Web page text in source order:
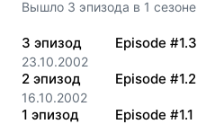
Вышло 3 эпизода в 1 сезоне
3 эпизод
23.10.2002
Episode #1.3
2 эпизод
16.10.2002
Episode #1.2
1 эпизод Episode #1.1